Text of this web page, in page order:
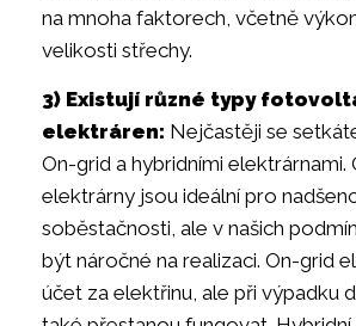
na mnoha faktorech, včetně
velikosti střechy.
3) Existují různé typy
elektráren: Nejčastěji se
On-grid a hybridními elektrárnami.
elektrárny jsou ideální pro
soběstačnosti, ale v našich
být náročné na realizaci. On-grid
účet za elektřinu, ale při výpadku